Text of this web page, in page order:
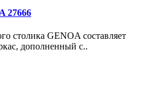
27666
столика GENOA составляет
дополненный с..